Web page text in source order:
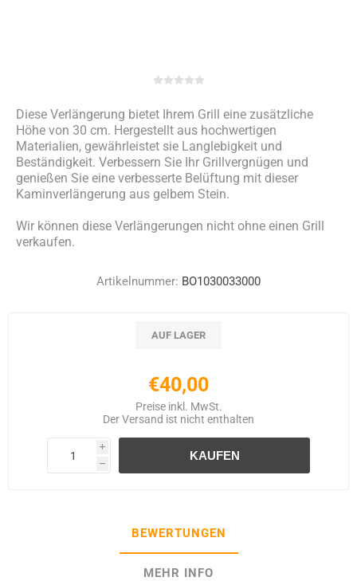
Diese Verlängerung bietet Ihrem Grill eine zusätzliche
Höhe von 30 cm. Hergestellt aus hochwertigen
Materialien, gewährleistet sie Langlebigkeit und
Beständigkeit. Verbessern Sie Ihr Grillvergnügen und
genießen Sie eine verbesserte Belüftung mit dieser
Kaminverlängerung aus gelbem Stein.
Wir können diese Verlängerungen nicht ohne einen Grill
verkaufen.
Artikelnummer: BO1030033000
AUF LAGER
€40,00
Preise inkl. MwSt.
DerVersand ist nicht enthalten
i
h
BEWERTUNGEN
MEHR INFO